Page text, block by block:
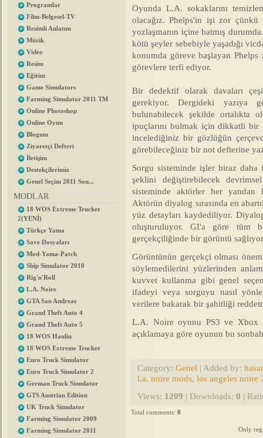
Programlar
Film-Belgesel-TV
Resimli Anlatım
Müzik
Video
Resim
Eğitim
Game Simulators
Farming Simulator 2011 TM
Online Photoshop
Online Oyun
Blogum
Ziyaretçi Defteri
İletişim
Destekçilerimiz
Genel Seçim 2011 Son...
MODLAR
18 WOS Extreme Trucker
2(YENİ)
Türkçe Yama
Save Dosyaları
Mod-Yama-Patch
Ship Simulator 2010
Rig'n'Roll
L.A. Noire
GTA San Andreas
Grand Theft Auto 4
Grand Theft Auto 5
18 WOS Haulin
18 WOS Extreme Trucker
Euro Truck Simulator
Euro Truck Simulator 2
German Truck Simulator
GTS Austrian Edition
UK Truck Simulator
Farming Simulator 2009
Farming Simulator 2011
Oyunda L.A. sokaklarını
olacağız. Phelps'in işi zor çünkü
yozlaşmanın içine batmış
kötü şeyler sebebiyle yaşadığı
konumda göreve başlayan
görevlere terfi ediyor.
Bir dedektif olarak davaları
gerekiyor. Dergideki yazıya
bulunabilecek şekilde ortalıkta
ipuçlarını bulmak için dikkatli bir
incelediğiniz bir gözlüğün
görebileceğiniz bir not defterine
Sorgu sisteminde işler biraz
şeklini değiştirebilecek
sisteminde aktörler her
Aktörün diyalog sırasında en
yüz detayları kaydediliyor.
oluşturuluyor. GI'a göre tüm
gerçekçiliğinde bir görüntü
Görüntünün gerçekçi olması
söylemedilerini yüzlerinden
kuvvet kullanma gibi genel
ifadeyi veya sorguyu nasıl
verilere bakarak bir şahitliği
L.A. Noire oyunu PS3 ve Xbox
açıklamaya göre oyunun bu
Category: Genel | Added by:
l.a. noire mods, los angeles noire
Views: 1209 | Downloads: 0 |
Total comments: 0
Only